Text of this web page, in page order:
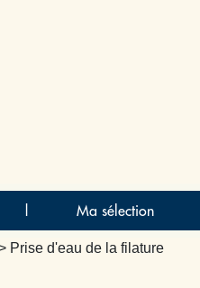
Ma sélection
Prise d'eau de la filature